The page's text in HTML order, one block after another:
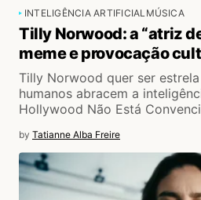
INTELIGÊNCIA ARTIFICIALMÚSICA
Tilly Norwood: a “atriz
meme e provocação
Tilly Norwood quer ser
humanos abracem a
Hollywood Não Está
by Tatianne Alba Freire